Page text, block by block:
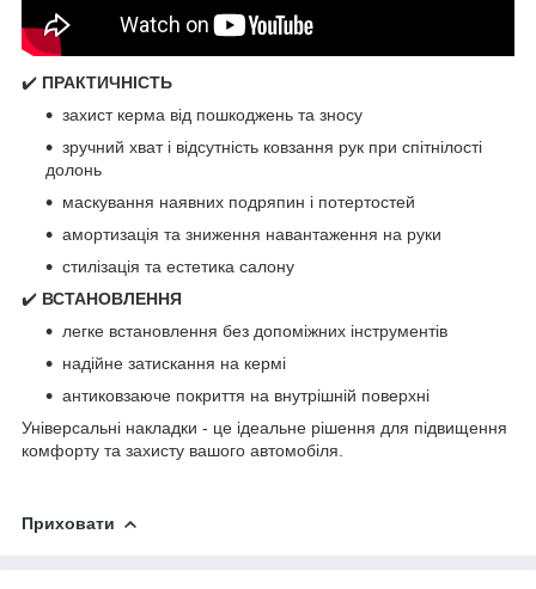
✔️ ПРАКТИЧНІСТЬ
захист керма від пошкоджень та зносу
зручний хват і відсутність ковзання рук при спітнілості
долонь
маскування наявних подряпин і потертостей
амортизація та зниження навантаження на руки
стилізація та естетика салону
✔️ ВСТАНОВЛЕННЯ
легке встановлення без допоміжних інструментів
надійне затискання на кермі
антиковзаюче покриття на внутрішній поверхні
Універсальні накладки - це ідеальне рішення для підвищення
комфорту та захисту вашого автомобіля.
Приховати